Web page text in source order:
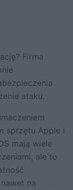
Firma
ataku.
sprzętu Apple i
mają wiele
ale to
na